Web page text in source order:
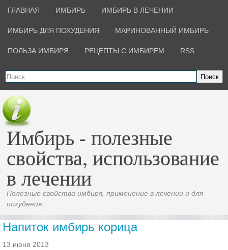
ГЛАВНАЯ ИМБИРЬ ИМБИРЬ В ЛЕЧЕНИИ
ИМБИРЬ ДЛЯ ПОХУДЕНИЯ МАРИНОВАННЫЙ ИМБИРЬ
ПОЛЬЗА ИМБИРЯ РЕЦЕПТЫ С ИМБИРЕМ RSS
Поиск
Имбирь - полезные
свойства, использование
в лечении
Полезные свойства имбиря, применение в лечении и для
похудения.
Напиток имбирь корица
13 июня 2013